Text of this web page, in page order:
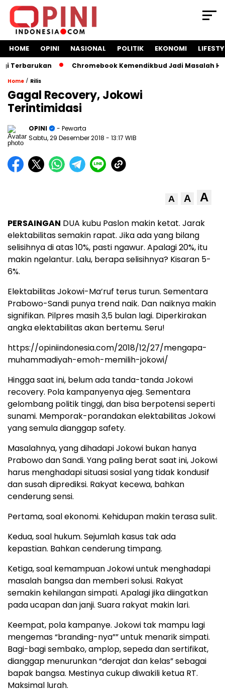
HOME OPINI NASIONAL POLITIK EKONOMI
Chromebook Kemendikbud Jadi Masalah
Home / Rilis
Gagal Recovery, Jokowi
Terintimidasi
OPINI
- Pewarta
Sabtu, 29 Desember 2018 - 13:17 WIB
A A A
PERSAINGAN DUA kubu Paslon makin ketat. Jarak
elektabilitas semakin rapat. Jika ada yang bilang
selisihnya di atas 10%, pasti ngawur. Apalagi 20%, itu
makin ngelantur. Lalu, berapa selisihnya? Kisaran 5-
6%.
Elektabilitas Jokowi-Ma’ruf terus turun. Sementara
Prabowo-Sandi punya trend naik. Dan naiknya makin
signifikan. Pilpres masih 3,5 bulan lagi. Diperkirakan
angka elektabilitas akan bertemu. Seru!
https://opiniindonesia.com/2018/12/27/mengapa-
muhammadiyah-emoh-memilih-jokowi/
Hingga saat ini, belum ada tanda-tanda Jokowi
recovery. Pola kampanyenya ajeg. Sementara
gelombang politik tinggi, dan bisa berpotensi seperti
sunami. Memporak-porandakan elektabilitas Jokowi
yang semula dianggap safety.
Masalahnya, yang dihadapi Jokowi bukan hanya
Prabowo dan Sandi. Yang paling berat saat ini, Jokowi
harus menghadapi situasi sosial yang tidak kondusif
dan susah diprediksi. Rakyat kecewa, bahkan
cenderung sensi.
Pertama, soal ekonomi. Kehidupan makin terasa sulit.
Kedua, soal hukum. Sejumlah kasus tak ada
kepastian. Bahkan cenderung timpang.
Ketiga, soal kemampuan Jokowi untuk menghadapi
masalah bangsa dan memberi solusi. Rakyat
semakin kehilangan simpati. Apalagi jika diingatkan
pada ucapan dan janji. Suara rakyat makin lari.
Keempat, pola kampanye. Jokowi tak mampu lagi
mengemas “branding-nya”” untuk menarik simpati.
Bagi-bagi sembako, amplop, sepeda dan sertifikat,
dianggap menurunkan “derajat dan kelas” sebagai
bapak bangsa. Mestinya cukup diwakili ketua RT.
Maksimal lurah.